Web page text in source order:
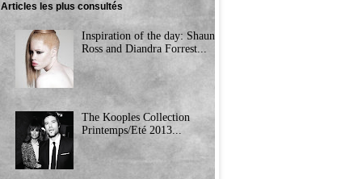
Articles les plus consultés
Inspiration of the day: Shaun
Ross and Diandra Forrest...
The Kooples Collection
Printemps/Eté 2013...